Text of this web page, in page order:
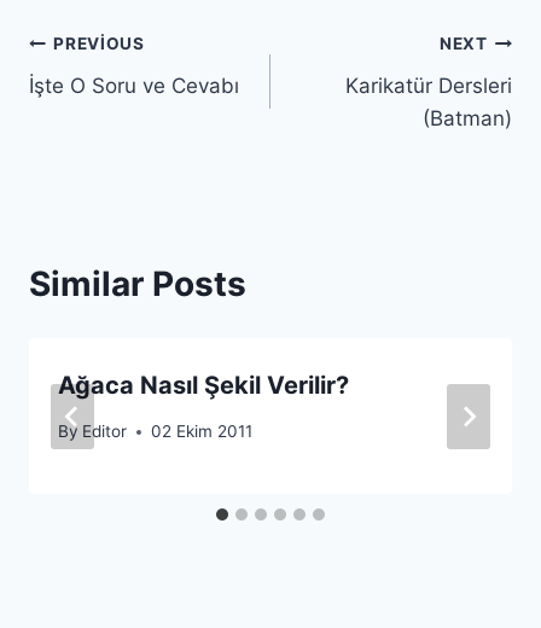
Yazı
gezinmesi
PREVIOUS
İşte O Soru ve Cevabı
NEXT
Karikatür Dersleri
(Batman)
Similar Posts
Ağaca Nasıl Şekil Verilir?
By Editor 02 Ekim 2011